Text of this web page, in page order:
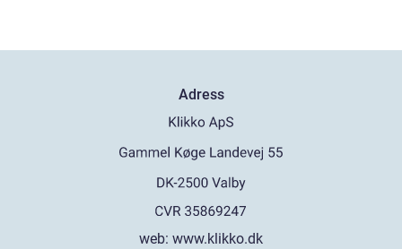
Adress
web: www.klikko.dk